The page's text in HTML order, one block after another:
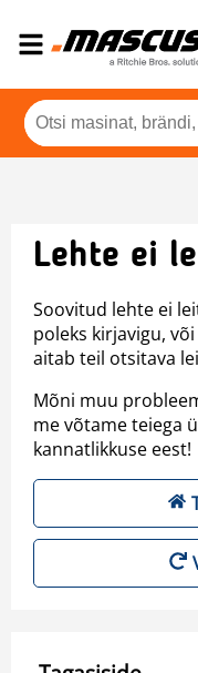
Lehte ei
Soovitud lehte ei
poleks kirjavigu,
aitab teil otsitava
Mõni muu
me võtame teiega
kannatlikkuse eest!